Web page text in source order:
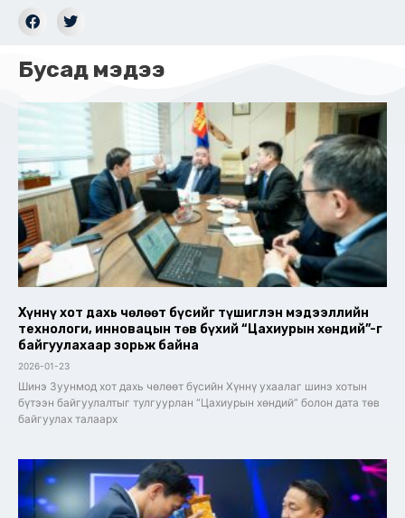
Бусад мэдээ
Хүннү хот дахь чөлөөт бүсийг түшиглэн мэдээллийн
технологи, инновацын төв бүхий “Цахиурын хөндий”-г
байгуулахаар зорьж байна
2026-01-23
Шинэ Зуунмод хот дахь чөлөөт бүсийн Хүннү ухаалаг шинэ хотын
бүтээн байгуулалтыг тулгуурлан “Цахиурын хөндий” болон дата төв
байгуулах талаарх